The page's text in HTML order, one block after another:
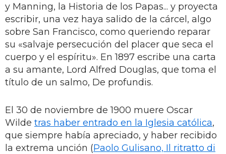
y Manning, la Historia de los Papas... y proyecta
escribir, una vez haya salido de la cárcel, algo
sobre San Francisco, como queriendo reparar
su «salvaje persecución del placer que seca el
cuerpo y el espíritu». En 1897 escribe una carta
a su amante, Lord Alfred Douglas, que toma el
título de un salmo, De profundis.
El 30 de noviembre de 1900 muere Oscar
Wilde tras haber entrado en la Iglesia católica,
que siempre había apreciado, y haber recibido
la extrema unción (Paolo Gulisano, Il ritratto di